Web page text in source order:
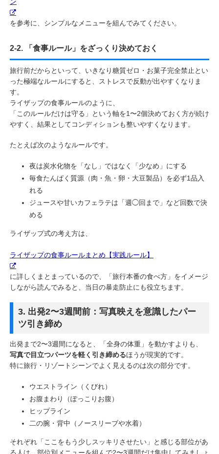
を参考に、シンプルなメニューを組んでみてください。
2-2. 「食事ルール」をざっくり決めておく
旅行前だからといって、いきなり糖質ゼロ・お菓子完全禁止とい
った極端なルールにすると、ストレスで反動が出やすくなりま
す。
ライザップの食事ルールのように、
「このルールだけは守る」という軸を1〜2個決めておく方が続け
やすく、結果としてコンディションも整いやすくなります。
たとえば次のようなルールです。
夜は炭水化物を「なし」ではなく「少なめ」にする
毎食たんぱく質源（肉・魚・卵・大豆製品）を必ず1品入
れる
ジュースや甘いカフェラテは「週◯回まで」など回数で決
める
ライザップ式の考え方は、
ライザップの食事ルールまとめ【実践ルール】
に詳しくまとまっているので、「旅行本番の食べ方」をイメージ
しながら読んでみると、当日の暴走防止にも役立ちます。
3. 出発2〜3週間前：写真映えを意識したパー
ツ引き締め
出発まで2〜3週間になると、「全身の体重」を動かすよりも、
写真で目立つパーツを軽く引き締めるほうが現実的です。
特に旅行・リゾートシーンでよく見えるのは次の部分です。
ウエストライン（くびれ）
お腹まわり（ぽっこりお腹）
ヒップライン
二の腕・背中（ノースリーブや水着）
それぞれ「ここをもう少しスッキリさせたい」と感じる部位があ
る人は、部位別メニューを組んで2〜3週間だけ集中してみましょ